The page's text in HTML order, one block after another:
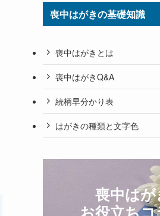
喪中はがきの基礎知識
喪中はがきとは
喪中はがきQ&A
続柄早分かり表
はがきの種類と文字色
喪中は